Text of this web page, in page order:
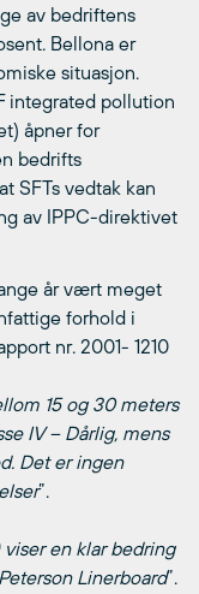
av bedriftens
Bellona er
situasjon.
integrated pollution
åpner for
bedrifts
SFTs vedtak kan
av IPPC-direktivet
år vært meget
forhold i
nr. 2001- 1210
15 og 30 meters
IV – Dårlig, mens
Det er ingen
”.
en klar bedring
Linerboard”.